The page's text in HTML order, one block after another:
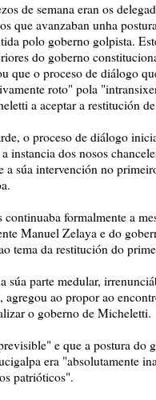
de semana eran os
que avanzaban unha
polo goberno golpista.
do goberno
que o proceso de diálogo
roto" pola
a aceptar a restitución
o proceso de diálogo
instancia dos nosos
súa intervención no
formalmente a
Manuel Zelaya e do
tema da restitución do
súa parte medular,
ao propor ao
o goberno de Micheletti.
e que a postura do
era "absolutamente
patrióticos".